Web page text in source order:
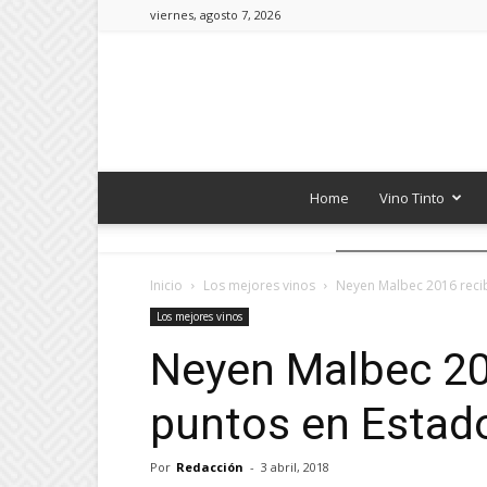
viernes, agosto 7, 2026
Home Vino Tinto
Inicio Los mejores vinos Neyen Malbec 2016
Los mejores vinos
Neyen Malbec
puntos en
Por Redacción - 3 abril, 2018